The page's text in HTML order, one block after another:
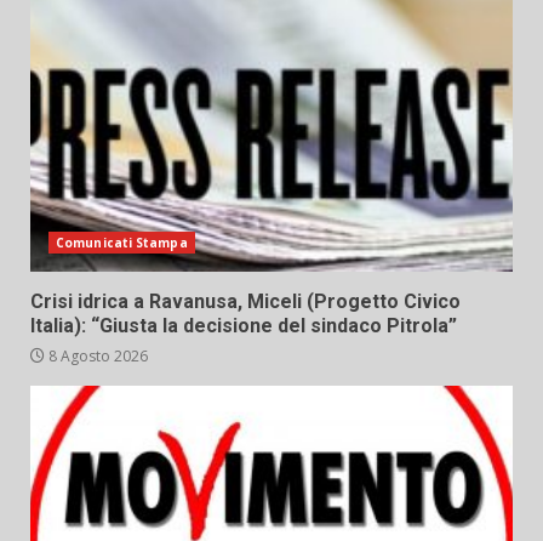
Comunicati Stampa
Crisi idrica a Ravanusa, Miceli (Progetto Civico
Italia): “Giusta la decisione del sindaco Pitrola”
8 Agosto 2026